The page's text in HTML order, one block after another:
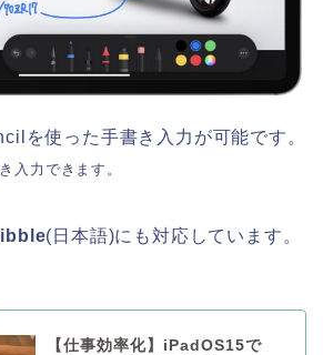
を使った手書き入力が可能です。
入力できます。
(日本語)にも対応しています。
【仕事効率化】iPadOS15で